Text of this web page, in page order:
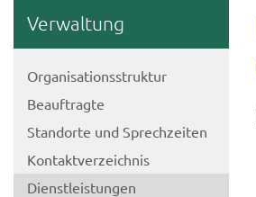
Ver­wal­tung
Or­ga­ni­sa­ti­ons­struk­tur
Be­auf­trag­te
Stand­or­te und Sprech­zei­ten
Kon­takt­ver­zeich­nis
Dienst­leis­tun­gen